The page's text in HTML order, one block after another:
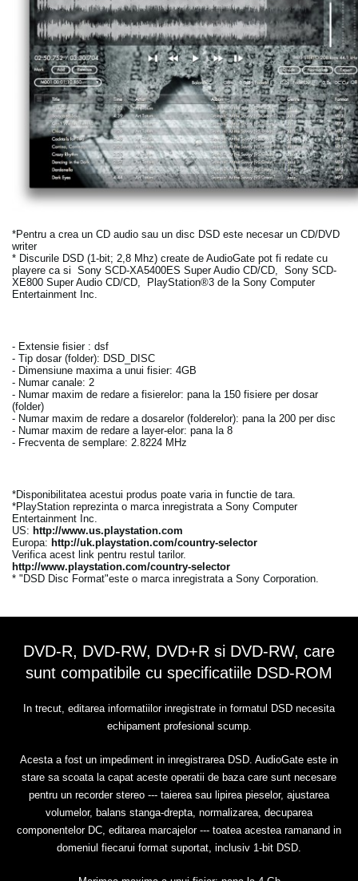
*Pentru a crea un CD audio sau un disc DSD este necesar un CD/DVD
writer
* Discurile DSD (1-bit; 2,8 Mhz) create de AudioGate pot fi redate cu
playere ca si Sony SCD-XA5400ES Super Audio CD/CD, Sony SCD-
XE800 Super Audio CD/CD, PlayStation®3 de la Sony Computer
Entertainment Inc.
- Extensie fisier : dsf
- Tip dosar (folder): DSD_DISC
- Dimensiune maxima a unui fisier: 4GB
- Numar canale: 2
- Numar maxim de redare a fisierelor: pana la 150 fisiere per dosar
(folder)
- Numar maxim de redare a dosarelor (folderelor): pana la 200 per disc
- Numar maxim de redare a layer-elor: pana la 8
- Frecventa de semplare: 2.8224 MHz
*Disponibilitatea acestui produs poate varia in functie de tara.
*PlayStation reprezinta o marca inregistrata a Sony Computer
Entertainment Inc.
US: http://www.us.playstation.com
Europa: http://uk.playstation.com/country-selector
Verifica acest link pentru restul tarilor.
http://www.playstation.com/country-selector
* "DSD Disc Format"este o marca inregistrata a Sony Corporation.
DVD-R, DVD-RW, DVD+R si DVD-RW, care
sunt compatibile cu specificatiile DSD-ROM
In trecut, editarea informatiilor inregistrate in formatul DSD necesita
echipament profesional scump.
Acesta a fost un impediment in inregistrarea DSD. AudioGate este in
stare sa scoata la capat aceste operatii de baza care sunt necesare
pentru un recorder stereo --- taierea sau lipirea pieselor, ajustarea
volumelor, balans stanga-drepta, normalizarea, decuparea
componentelor DC, editarea marcajelor --- toatea acestea ramanand in
domeniul fiecarui format suportat, inclusiv 1-bit DSD.